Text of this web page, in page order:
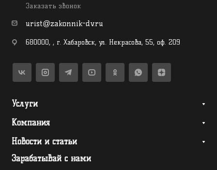
Заказать звонок
urist@zakonnik-dv.ru
680000, , г. Хабаровск, ул. Некрасова, 55, оф. 209
Услуги
Компания
Новости и статьи
Зарабатывай с нами